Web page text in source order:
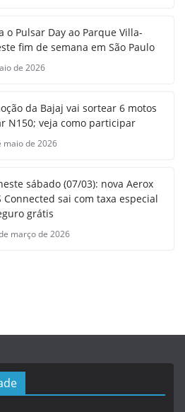
o Pulsar Day ao Parque Villa-
fim de semana em São Paulo
de 2026
da Bajaj vai sortear 6 motos
N150; veja como participar
maio de 2026
sábado (07/03): nova Aerox
Connected sai com taxa especial
grátis
março de 2026